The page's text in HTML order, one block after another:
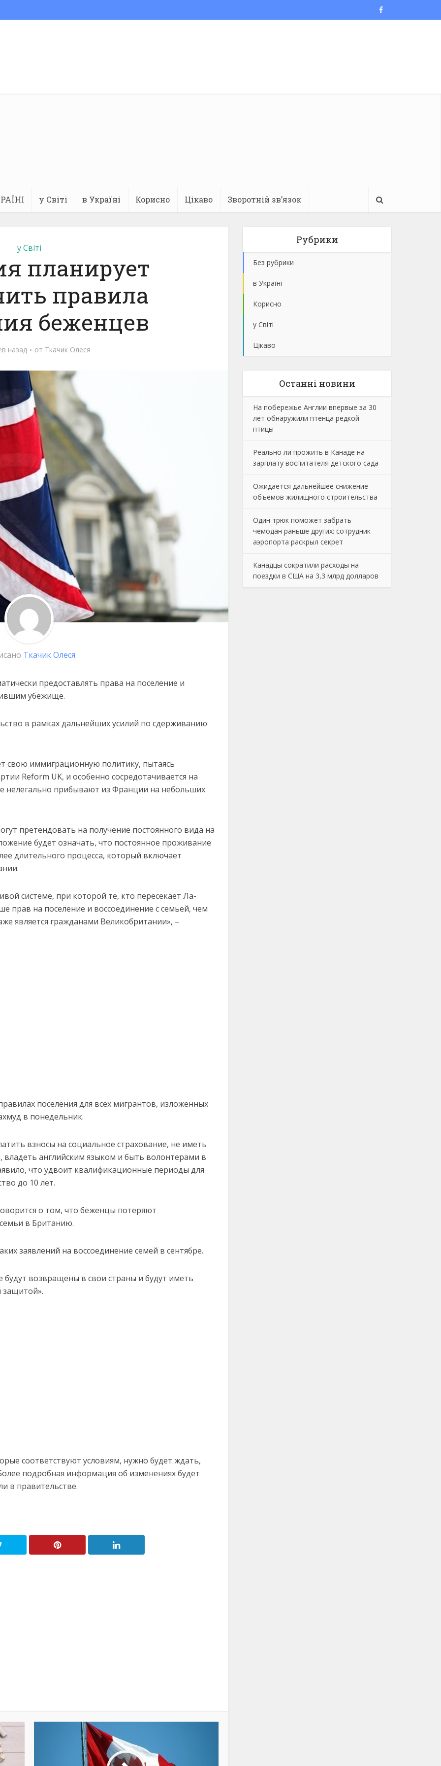
у Світі в Україні Корисно Цікаво Зворотній зв’язок
у Світі
планирует
правила
беженцев
назад от Ткачик Олеся
Ткачик Олеся
предоставлять права на поселение и
убежище.
в рамках дальнейших усилий по сдерживанию
свою иммиграционную политику, пытаясь
Reform UK, и особенно сосредотачивается на
нелегально прибывают из Франции на небольших
претендовать на получение постоянного вида на
будет означать, что постоянное проживание
длительного процесса, который включает
системе, при которой те, кто пересекает Ла-
на поселение и воссоединение с семьей, чем
является гражданами Великобритании», –
поселения для всех мигрантов, изложенных
в понедельник.
взносы на социальное страхование, не иметь
владеть английским языком и быть волонтерами в
что удвоит квалификационные периоды для
до 10 лет.
о том, что беженцы потеряют
в Британию.
заявлений на воссоединение семей в сентябре.
возвращены в свои страны и будут иметь
защитой».
соответствуют условиям, нужно будет ждать,
подробная информация об изменениях будет
в правительстве.
Рубрики
Без рубрики
в Україні
Корисно
у Світі
Цікаво
Останнi новини
На побережье Англии впервые за 30
лет обнаружили птенца редкой
птицы
Реально ли прожить в Канаде на
зарплату воспитателя детского сада
Ожидается дальнейшее снижение
объемов жилищного строительства
Один трюк поможет забрать
чемодан раньше других: сотрудник
аэропорта раскрыл секрет
Канадцы сократили расходы на
поездки в США на 3,3 млрд долларов